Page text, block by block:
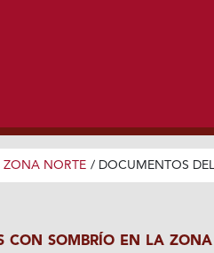
ZONA NORTE / DOCUMENTOS
CON SOMBRÍO EN LA